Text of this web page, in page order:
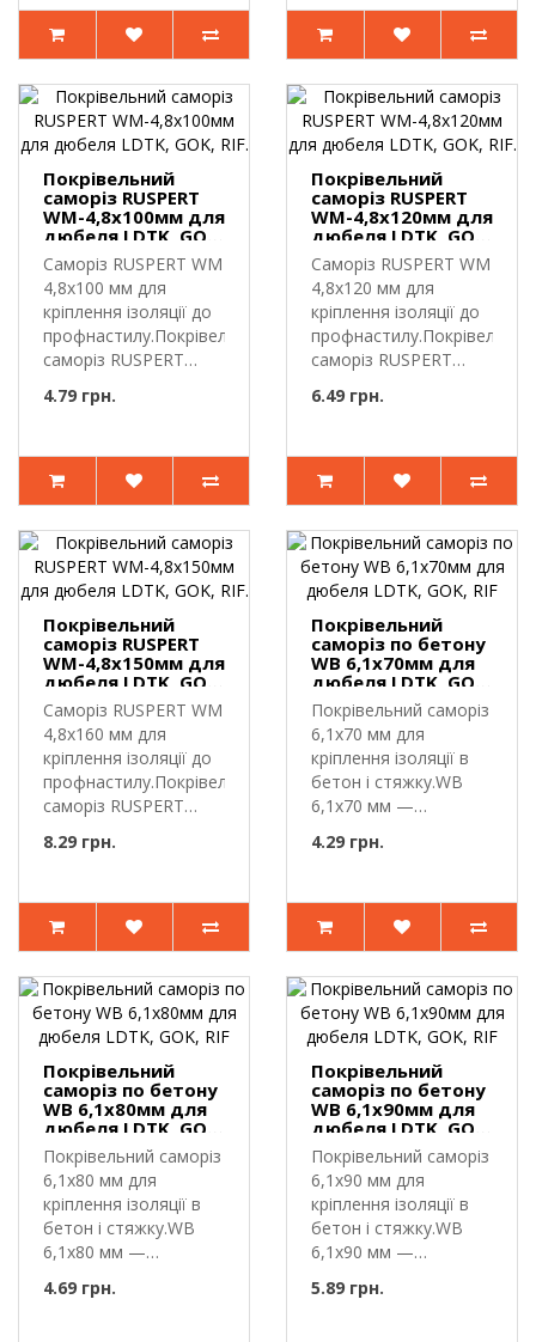
Покрівельний
саморіз RUSPERT
WM-4,8х100мм для
дюбеля LDTK, GOK,
RIF.
Саморіз RUSPERT WM
4,8х100 мм для
кріплення ізоляції до
профнастилу.Покрівельний
саморіз RUSPERT
4.79 грн.
Покрівельний
саморіз RUSPERT
WM-4,8х120мм для
дюбеля LDTK, GOK,
RIF.
Саморіз RUSPERT WM
4,8х120 мм для
кріплення ізоляції до
профнастилу.Покрівельний
саморіз RUSPERT
6.49 грн.
Покрівельний
саморіз RUSPERT
WM-4,8х150мм для
дюбеля LDTK, GOK,
RIF.
Саморіз RUSPERT WM
4,8х160 мм для
кріплення ізоляції до
профнастилу.Покрівельний
саморіз RUSPERT
8.29 грн.
Покрівельний
саморіз по бетону
WB 6,1х70мм для
дюбеля LDTK, GOK,
RIF
Покрівельний саморіз
6,1х70 мм для
кріплення ізоляції в
бетон і стяжку.WB
6,1х70 мм —
4.29 грн.
Покрівельний
саморіз по бетону
WB 6,1х80мм для
дюбеля LDTK, GOK,
RIF
Покрівельний саморіз
6,1х80 мм для
кріплення ізоляції в
бетон і стяжку.WB
6,1х80 мм —
4.69 грн.
Покрівельний
саморіз по бетону
WB 6,1х90мм для
дюбеля LDTK, GOK,
RIF
Покрівельний саморіз
6,1х90 мм для
кріплення ізоляції в
бетон і стяжку.WB
6,1х90 мм —
5.89 грн.